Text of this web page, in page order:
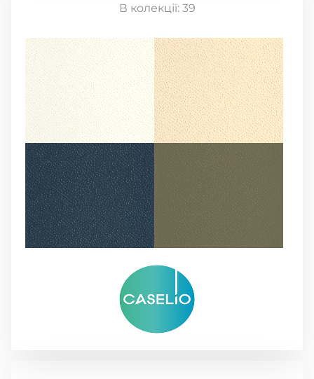
В колекції: 39